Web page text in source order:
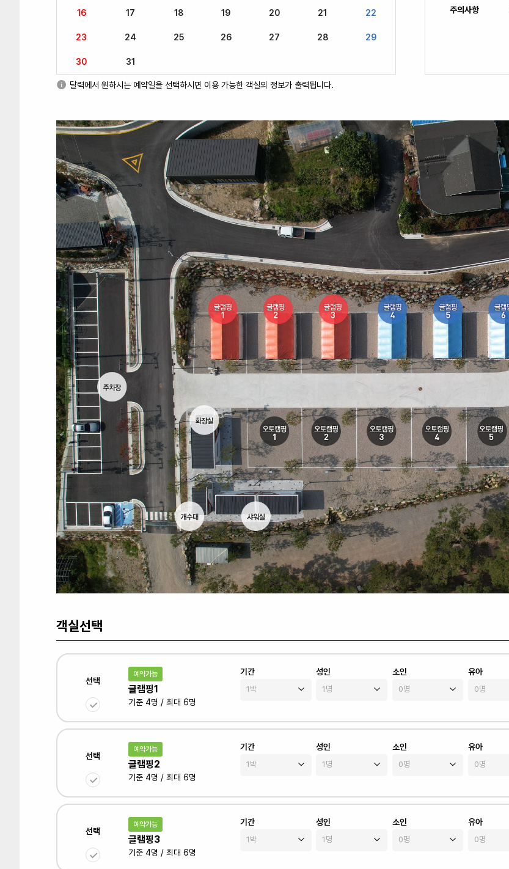
16 17 18 19 20 21 22
23 24 25 26 27 28 29
30 31
주의사항
달력에서 원하시는 예약일을 선택하시면 이용 가능한 객실의 정보가 출력됩니다.
객실선택
선택
예약가능
글램핑1
기준 4명 / 최대 6명
기간 성인 소인 유아
선택
예약가능
글램핑2
기준 4명 / 최대 6명
기간 성인 소인 유아
선택
예약가능
글램핑3
기준 4명 / 최대 6명
기간 성인 소인 유아